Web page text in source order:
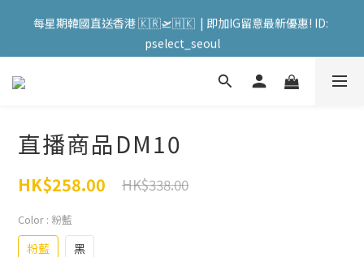
會員購物滿HKD599寄送 順豐站 / 順便智能櫃 免運費! (果汁/韓國
被/直播商品除外) | FACEBOOK: PATC遊走泡菜國
每星期韓國直送香港 🇰🇷🛫🇭🇰  | 即加IG留意最新優惠! ID:
pselect_seoul
會員購物滿HKD599寄送 順豐站 / 順便智能櫃 免運費! (果汁/韓國
直播商品DM10
HK$258.00 HK$338.00
Color : 粉藍
粉藍 黑